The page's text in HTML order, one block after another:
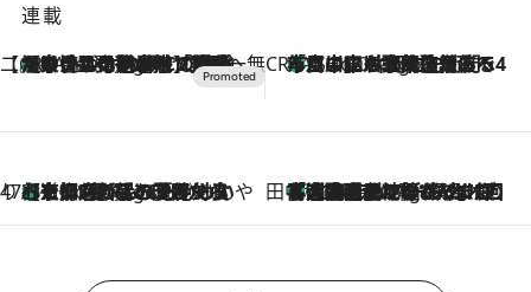
連載
【CREA×星野リゾート】唯一無二。癒しと発見が待つ場所へ
4 Hours Ago
【トンボの足水浴】ヒノキの香りに包まれて涼感マックス！約13℃の湧水かけ流しを避暑地「星野温泉 トンボの湯」で体験 CREA'S CHOICE
6 Hours Ago
「立川にも歌舞伎があるんだよ」 片岡仁左衛門・市川中車ら豪華座組みで4年目の立川立飛歌舞伎へ
47都道府県の手みやげ ひんやりスイーツで夏を満喫
6 Hours Ago
【京都府】この夏絶対食べたい 冷やしておいしいおやつ3選 ひと口目から心を掴む新緑のテリーヌ 田中稲の勝手に再ブーム
11 Hours Ago
「湘南乃風に憧れて」観客大盛上がりの“タオル回し”に、ラッパー顔負けの高速歌唱まで…さだまさし（74）のアグレッシブすぎる現在地